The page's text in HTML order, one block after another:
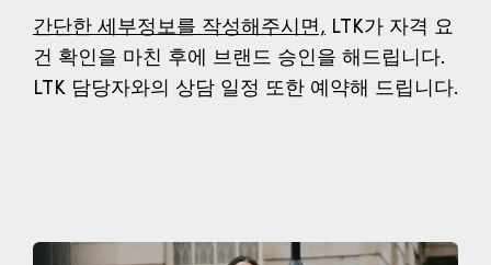
간단한 세부정보를 작성해주시면, LTK가 자격 요
건 확인을 마친 후에 브랜드 승인을 해드립니다.
LTK 담당자와의 상담 일정 또한 예약해 드립니다.